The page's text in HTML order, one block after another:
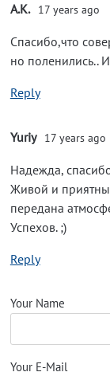
A.K. 17 years ago
Спасибо,что
но поленились..
Reply
Yuriy 17 years ago
Надежда,
Живой и
передана
Успехов. ;)
Reply
Your Name
Your E-Mail